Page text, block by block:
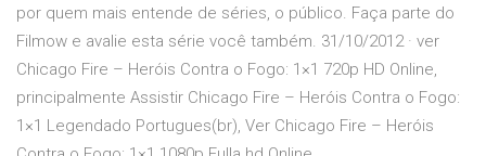
por quem mais entende de séries, o público. Faça parte do
Filmow e avalie esta série você também. 31/10/2012 · ver
Chicago Fire – Heróis Contra o Fogo: 1×1 720p HD Online,
principalmente Assistir Chicago Fire – Heróis Contra o Fogo:
1×1 Legendado Portugues(br), Ver Chicago Fire – Heróis